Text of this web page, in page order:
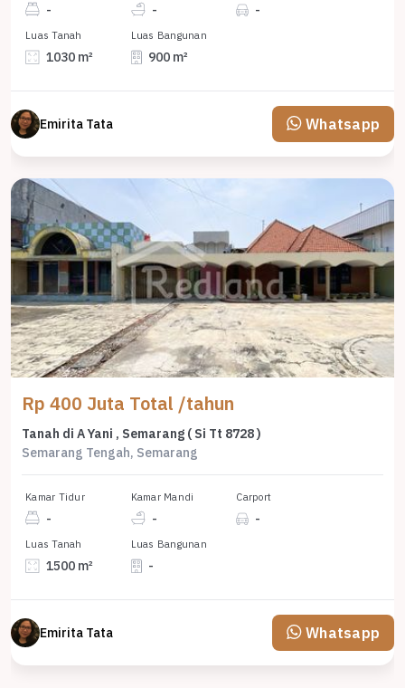
- - -
Luas Tanah
1030 m²
Luas Bangunan
900 m²
Emirita Tata Whatsapp
Rp 400 Juta Total /tahun
Tanah di A Yani , Semarang ( Si Tt 8728 )
Semarang Tengah, Semarang
Kamar Tidur
-
Kamar Mandi
-
Carport
-
Luas Tanah
1500 m²
Luas Bangunan
-
Emirita Tata Whatsapp